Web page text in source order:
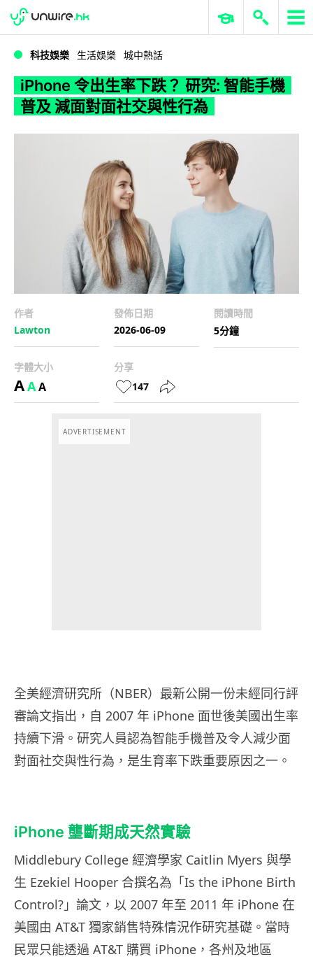
WWDC 2026 ERP 與商業 AI
科技娛樂 生活娛樂 城中熱話
iPhone 令出生率下跌？ 研究: 智能手機
普及 減面對面社交與性行為
作者
Lawton
發佈日期
2026-06-09
閱讀時間
5分鐘
字體大小
AAA
分享
147
ADVERTISEMENT
全美經濟研究所（NBER）最新公開一份未經同行評
審論文指出，自 2007 年 iPhone 面世後美國出生率
持續下滑。研究人員認為智能手機普及令人減少面
對面社交與性行為，是生育率下跌重要原因之一。
iPhone 壟斷期成天然實驗
Middlebury College 經濟學家 Caitlin Myers 與學
生 Ezekiel Hooper 合撰名為「Is the iPhone Birth
Control?」論文，以 2007 年至 2011 年 iPhone 在
美國由 AT&T 獨家銷售特殊情況作研究基礎。當時
民眾只能透過 AT&T 購買 iPhone，各州及地區